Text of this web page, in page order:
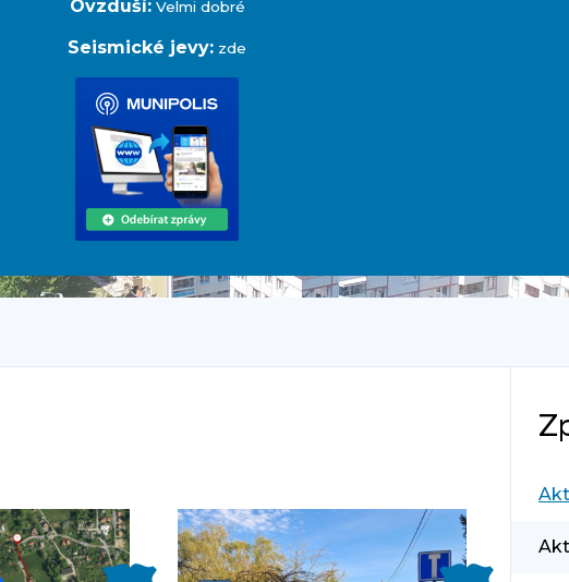
Ovzduší: Velmi dobré
Seismické jevy: zde